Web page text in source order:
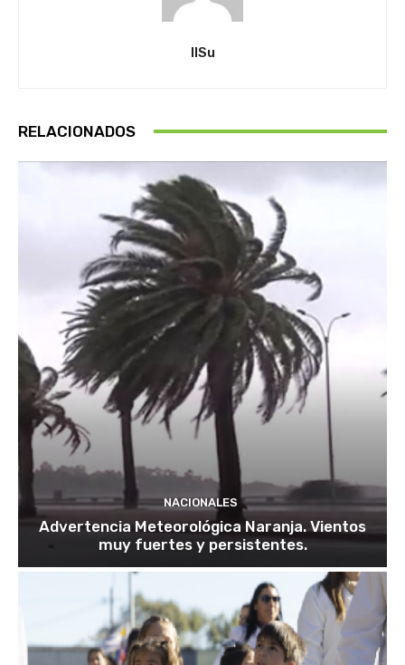
IlSu
RELACIONADOS
NACIONALES
Advertencia Meteorológica Naranja. Vientos
muy fuertes y persistentes.